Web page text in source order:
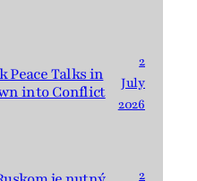
Peace Talks in
into Conflict
2
July
2026
2